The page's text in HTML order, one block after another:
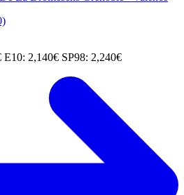
E10: 2,140€ SP98: 2,240€